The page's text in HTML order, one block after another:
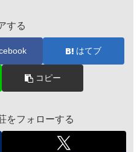
する
はてブ
コピー
をフォローする